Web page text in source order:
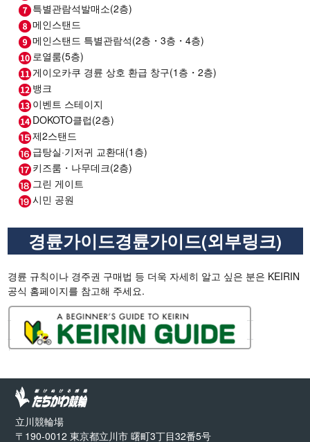
특별관람석발매소(2층)
메인스탠드
메인스탠드 특별관람석(2층・3층・4층)
로열룸(5층)
게이오카쿠 경륜 상호 환급 창구(1층・2층)
뱅크
이벤트 스테이지
DOKOTO클럽(2층)
제2스탠드
급탕실·기저귀 교환대(1층)
키즈룸・나무데크(2층)
그린 게이트
시민 공원
경륜가이드경륜가이드(외부링크)
경륜 규칙이나 경주권 구매법 등 더욱 자세히 알고 싶은 분은 KEIRIN
공식 홈페이지를 참고해 주세요.
立川競輪場
〒190-0012 東京都立川市 曙町3丁目32番5号